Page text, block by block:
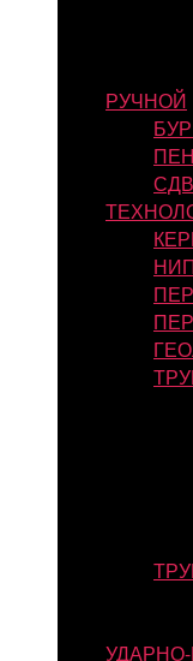
РУЧНОЙ